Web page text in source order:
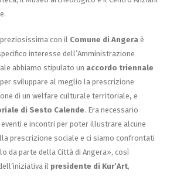
con il Comune di Angera è
interesse dell’Amministrazione
abbiamo stipulato un accordo triennale
per sviluppare al meglio la prescrizione
di un welfare culturale territoriale, e
di Sesto Calende. Era necessario
e incontri per poter illustrare alcune
prescrizione sociale e ci siamo confrontati
da parte della Città di Angera», così
il presidente di Kur’Art,